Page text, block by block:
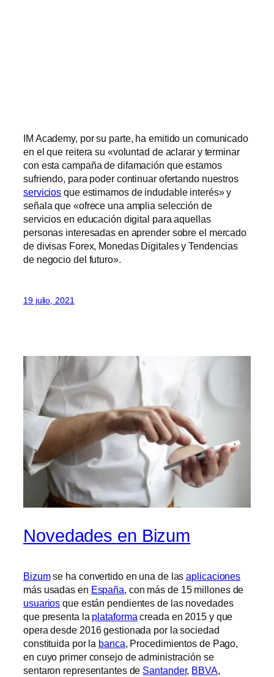
IM Academy, por su parte, ha emitido un comunicado
en el que reitera su «voluntad de aclarar y terminar
con esta campaña de difamación que estamos
sufriendo, para poder continuar ofertando nuestros
servicios que estimamos de indudable interés» y
señala que «ofrece una amplia selección de
servicios en educación digital para aquellas
personas interesadas en aprender sobre el mercado
de divisas Forex, Monedas Digitales y Tendencias
de negocio del futuro».
19 julio, 2021
Novedades en Bizum
Bizumse ha convertido en una de lasaplicaciones
más usadas en España, con más de 15 millones de
usuarios que están pendientes de las novedades
que presenta la plataforma creada en 2015 y que
opera desde 2016 gestionada por la sociedad
constituida por la banca, Procedimientos de Pago,
en cuyo primer consejo de administración se
sentaron representantes de Santander, BBVA,